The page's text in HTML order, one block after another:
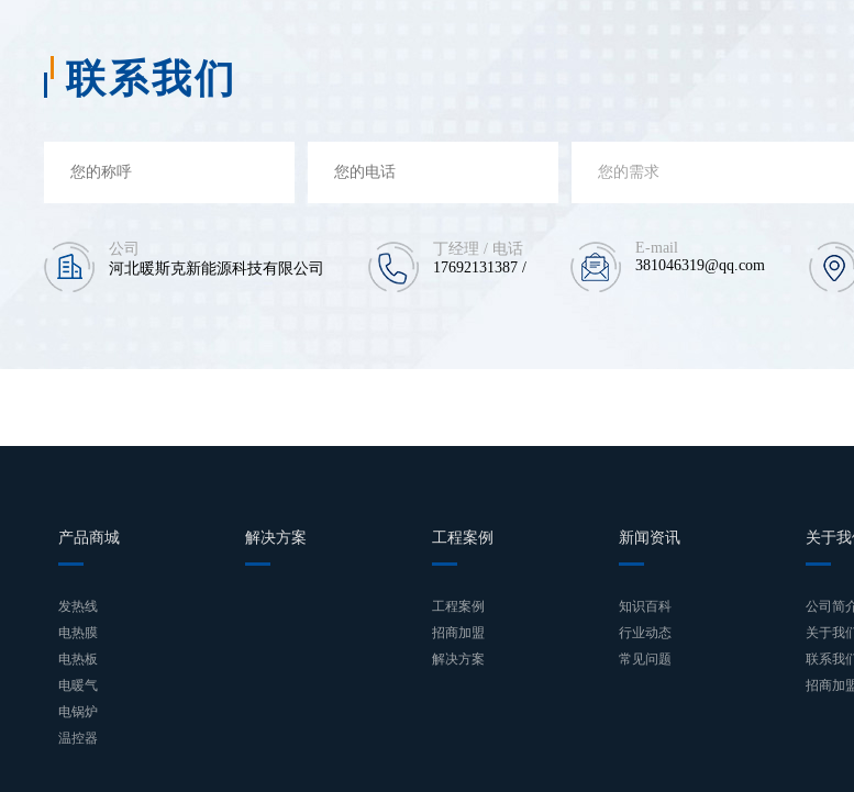
联系我们
公司
河北暖斯克新能源科技有限公司
丁经理 / 电话
17692131387 /
E-mail
381046319@qq.com
产品商城
发热线
电热膜
电热板
电暖气
电锅炉
温控器
解决方案 工程案例
工程案例
招商加盟
解决方案
新闻资讯
知识百科
行业动态
常见问题
关于我
公司简
关于我
联系我
招商加